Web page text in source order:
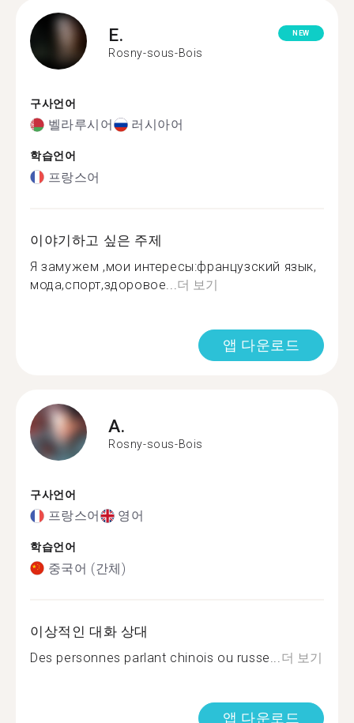
E.
Rosny-sous-Bois
NEW
구사언어
벨라루시어 러시아어
학습언어
프랑스어
이야기하고 싶은 주제
Я замужем ,мои интересы:французский язык,
мода,спорт,здоровое... 더 보기
앱 다운로드
A.
Rosny-sous-Bois
구사언어
프랑스어 영어
학습언어
중국어 (간체)
이상적인 대화 상대
Des personnes parlant chinois ou russe... 더 보기
앱 다운로드